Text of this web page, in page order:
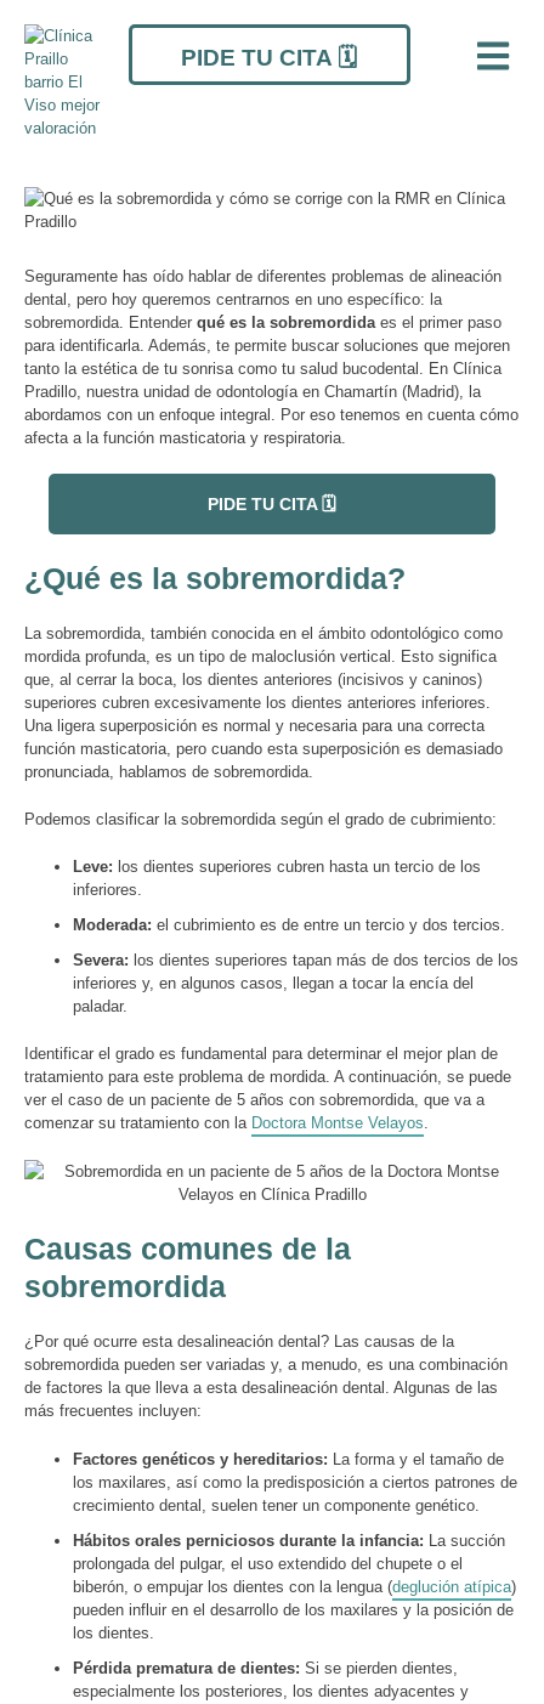
contenido
PIDE TU CITA 🗓️
Seguramente has oído hablar de diferentes problemas de alineación
dental, pero hoy queremos centrarnos en uno específico: la
sobremordida. Entender qué es la sobremordida es el primer paso
para identificarla. Además, te permite buscar soluciones que mejoren
tanto la estética de tu sonrisa como tu salud bucodental. En Clínica
Pradillo, nuestra unidad de odontología en Chamartín (Madrid), la
abordamos con un enfoque integral. Por eso tenemos en cuenta cómo
afecta a la función masticatoria y respiratoria.
PIDE TU CITA 🗓️
¿Qué es la sobremordida?
La sobremordida, también conocida en el ámbito odontológico como
mordida profunda, es un tipo de maloclusión vertical. Esto significa
que, al cerrar la boca, los dientes anteriores (incisivos y caninos)
superiores cubren excesivamente los dientes anteriores inferiores.
Una ligera superposición es normal y necesaria para una correcta
función masticatoria, pero cuando esta superposición es demasiado
pronunciada, hablamos de sobremordida.
Podemos clasificar la sobremordida según el grado de cubrimiento:
Leve: los dientes superiores cubren hasta un tercio de los
inferiores.
Moderada: el cubrimiento es de entre un tercio y dos tercios.
Severa: los dientes superiores tapan más de dos tercios de los
inferiores y, en algunos casos, llegan a tocar la encía del
paladar.
Identificar el grado es fundamental para determinar el mejor plan de
tratamiento para este problema de mordida. A continuación, se puede
ver el caso de un paciente de 5 años con sobremordida, que va a
comenzar su tratamiento con la Doctora Montse Velayos.
Causas comunes de la
sobremordida
¿Por qué ocurre esta desalineación dental? Las causas de la
sobremordida pueden ser variadas y, a menudo, es una combinación
de factores la que lleva a esta desalineación dental. Algunas de las
más frecuentes incluyen:
Factores genéticos y hereditarios: La forma y el tamaño de
los maxilares, así como la predisposición a ciertos patrones de
crecimiento dental, suelen tener un componente genético.
Hábitos orales perniciosos durante la infancia: La succión
prolongada del pulgar, el uso extendido del chupete o el
biberón, o empujar los dientes con la lengua (deglución atípica)
pueden influir en el desarrollo de los maxilares y la posición de
los dientes.
Pérdida prematura de dientes: Si se pierden dientes,
especialmente los posteriores, los dientes adyacentes y
de
entradas